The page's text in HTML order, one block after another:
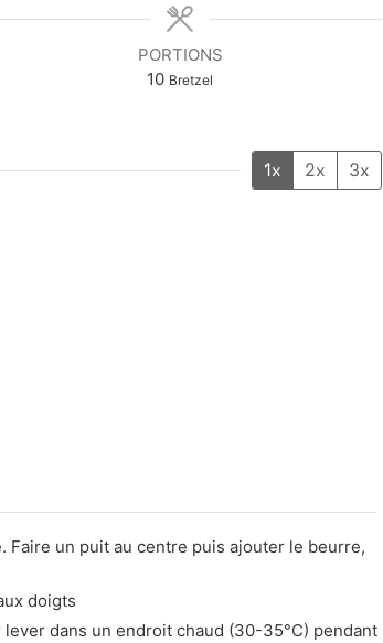
PORTIONS
10 Bretzel
1x 2x 3x
un puit au centre puis ajouter le beurre,
doigts
dans un endroit chaud (30-35°C) pendant